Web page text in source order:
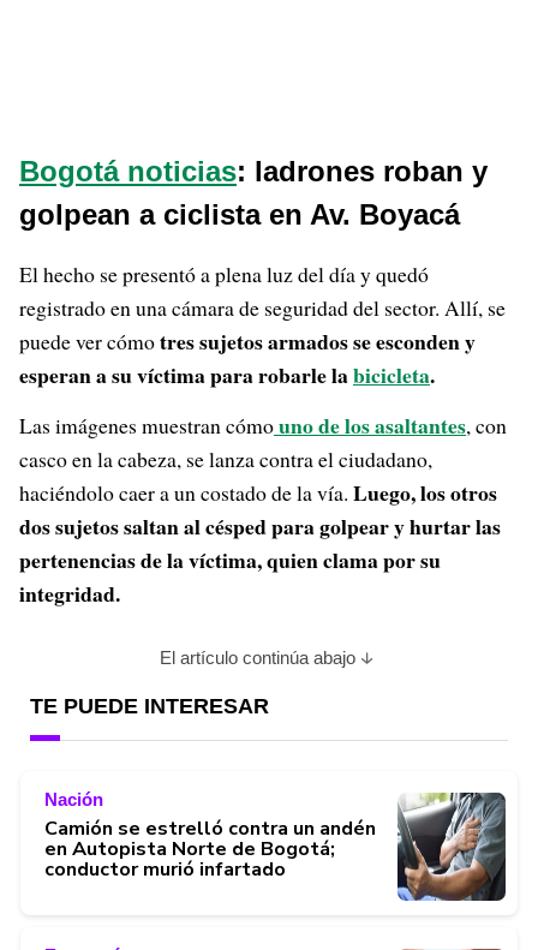
Bogotá noticias: ladrones roban y
golpean a ciclista en Av. Boyacá
El hecho se presentó a plena luz del día y quedó
registrado en una cámara de seguridad del sector. Allí, se
puede ver cómotres sujetos armados se esconden y
esperan a su víctima para robarle labicicleta.
Las imágenes muestran cómouno de los asaltantes, con
casco en la cabeza, se lanza contra el ciudadano,
haciéndolo caer a un costado de la vía. Luego, los otros
dos sujetos saltan al césped para golpear y hurtar las
pertenencias de la víctima, quien clama por su
integridad.
El artículo continúa abajo
TE PUEDE INTERESAR
Nación
Camión se estrelló contra un andén
en Autopista Norte de Bogotá;
conductor murió infartado